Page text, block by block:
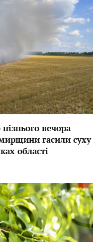
вечора
гасили суху
області